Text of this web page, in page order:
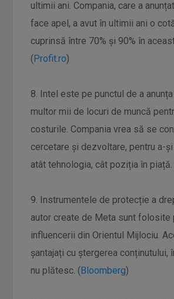
ultimii ani. Compania, care a
face apel, a avut în ultimii ani o
cuprinsă între 70% și 90% în
(Profit.ro)
8. Intel este pe punctul de a
multor mii de locuri de muncă
costurile. Compania vrea să se
cercetare și dezvoltare, pentru a-
atât tehnologia, cât poziția în piață.
9. Instrumentele de protecție a
autor create de Meta sunt folosite
influencerii din Orientul Mijlociu.
șantajați cu ștergerea conținutului,
nu plătesc. (Bloomberg)